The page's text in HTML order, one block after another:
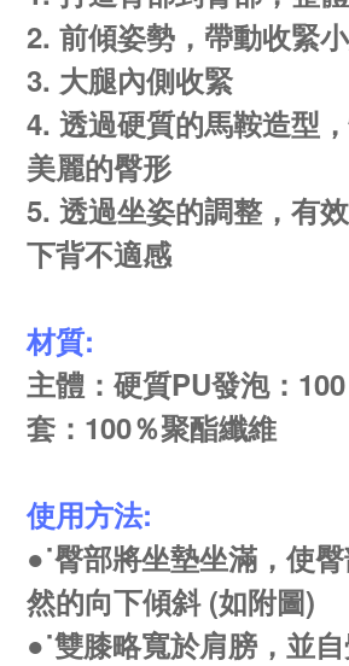
2. 前傾姿勢，帶動收緊
3. 大腿內側收緊
4. 透過硬質的馬鞍造型
美麗的臀形
5. 透過坐姿的調整，有
下背不適感
材質:
主體：硬質PU發泡：
套：100％聚酯纖維
使用方法:
●˙臀部將坐墊坐滿，使
然的向下傾斜 (如附圖)
●˙雙膝略寬於肩膀，並